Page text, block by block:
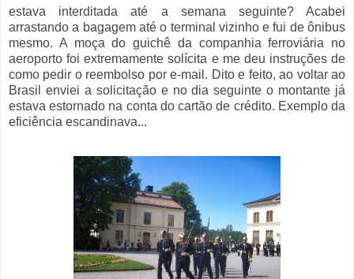
estava interditada até a semana seguinte? Acabei
arrastando a bagagem até o terminal vizinho e fui de ônibus
mesmo. A moça do guichê da companhia ferroviária no
aeroporto foi extremamente solícita e me deu instruções de
como pedir o reembolso por e-mail. Dito e feito, ao voltar ao
Brasil enviei a solicitação e no dia seguinte o montante já
estava estornado na conta do cartão de crédito. Exemplo da
eficiência escandinava...